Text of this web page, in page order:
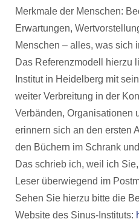
Merkmale der Menschen:
Erwartungen,
Menschen – alles, was sich
Das Referenzmodell hierzu
Institut in Heidelberg mit
weiter Verbreitung in der
Verbänden, Organisationen
erinnern sich an den ersten
den Büchern im Schrank
Das schrieb ich, weil ich
Leser überwiegend im
Sehen Sie hierzu bitte die
Website des Sinus-Instituts: